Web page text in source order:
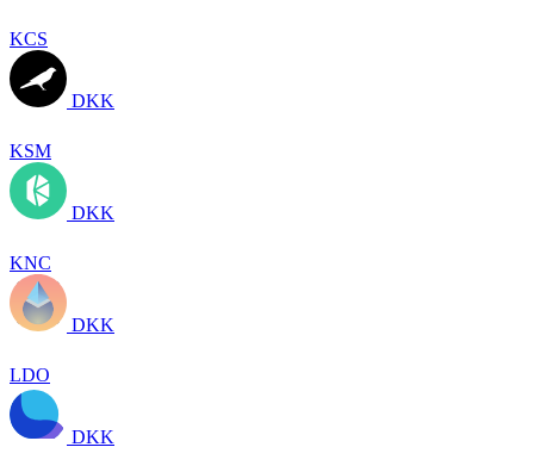
KCS
DKK
KSM
DKK
KNC
DKK
LDO
DKK